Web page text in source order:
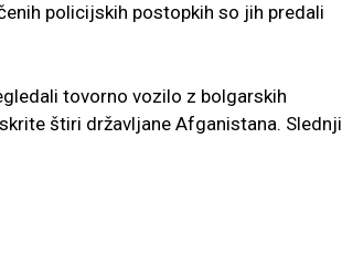
policijskih postopkih so jih predali
tovorno vozilo z bolgarskih
štiri državljane Afganistana. Slednji